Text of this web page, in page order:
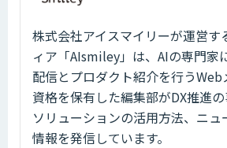
株式会社アイスマイリーが運営す
ィア「AIsmiley」は、AIの専門家
配信とプロダクト紹介を行うWeb
資格を保有した編集部がDX推進
ソリューションの活用方法、ニュ
情報を発信しています。